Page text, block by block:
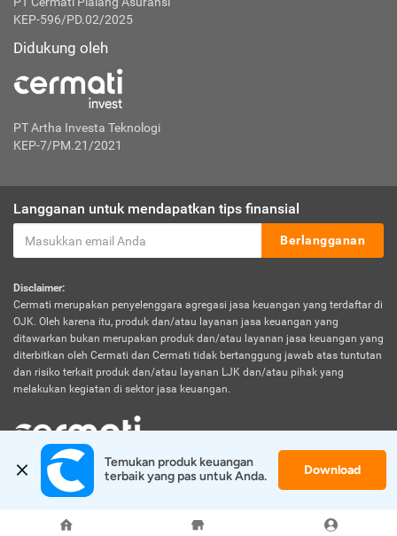
KEP-596/PD.02/2025
Didukung oleh
PT Artha Investa Teknologi
KEP-7/PM.21/2021
Langganan untuk mendapatkan tips finansial
Berlangganan
Disclaimer:
Cermati merupakan penyelenggara agregasi jasa keuangan yang terdaftar di
OJK. Oleh karena itu, produk dan/atau layanan jasa keuangan yang
ditawarkan bukan merupakan produk dan/atau layanan jasa keuangan yang
diterbitkan oleh Cermati dan Cermati tidak bertanggung jawab atas tuntutan
dan risiko terkait produk dan/atau layanan LJK dan/atau pihak yang
melakukan kegiatan di sektor jasa keuangan.
© 2026 Cermati. All Rights Reserved.
Temukan produk keuangan
terbaik yang pas untuk Anda.
Download